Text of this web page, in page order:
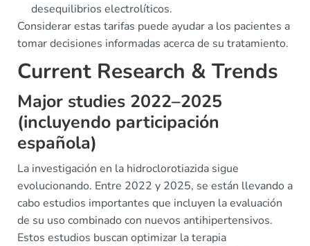
desequilibrios electrolíticos.
Considerar estas tarifas puede ayudar a los pacientes a
tomar decisiones informadas acerca de su tratamiento.
Current Research & Trends
Major studies 2022–2025
(incluyendo participación
española)
La investigación en la hidroclorotiazida sigue
evolucionando. Entre 2022 y 2025, se están llevando a
cabo estudios importantes que incluyen la evaluación
de su uso combinado con nuevos antihipertensivos.
Estos estudios buscan optimizar la terapia